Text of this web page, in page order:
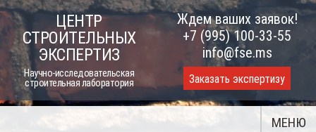
Skip
to
content
ЦЕНТР
СТРОИТЕЛЬНЫХ
ЭКСПЕРТИЗ
Научно-исследовательская
строительная лаборатория
Ждем ваших заявок!
+7 (995) 100-33-55
info@fse.ms
Заказать экспертизу
МЕНЮ